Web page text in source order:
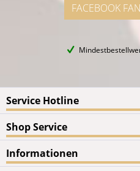
FACEBOOK
Service Hotline
Shop Service
Informationen